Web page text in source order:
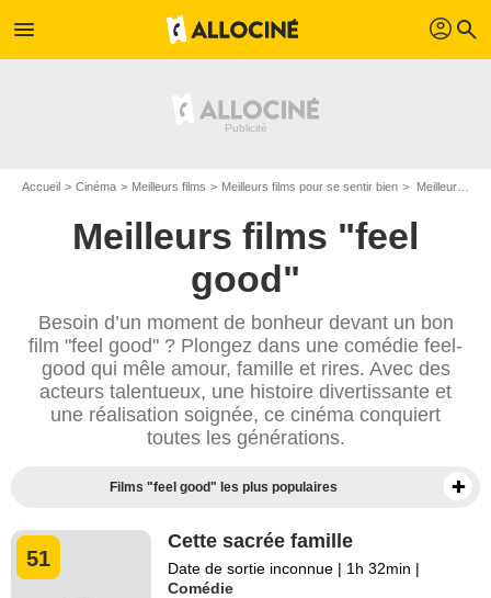
menu profil search
Accueil Cinéma Meilleurs films Meilleurs films pour se sentir bien Meilleurs films pour se sentir bien - Page 6
Meilleurs films "feel
good"
Besoin d’un moment de bonheur devant un bon
film "feel good" ? Plongez dans une comédie feel-
good qui mêle amour, famille et rires. Avec des
acteurs talentueux, une histoire divertissante et
une réalisation soignée, ce cinéma conquiert
toutes les générations.
Films "feel good" les plus populaires
51
Cette sacrée famille
Date de sortie inconnue | 1h 32min |
Comédie